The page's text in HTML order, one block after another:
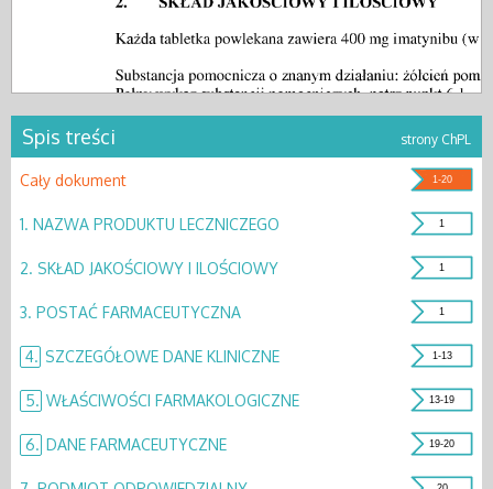
Spis treści strony ChPL
Cały dokument 1-20
1. NAZWA PRODUKTU LECZNICZEGO 1
2. SKŁAD JAKOŚCIOWY I ILOŚCIOWY 1
3. POSTAĆ FARMACEUTYCZNA 1
4. SZCZEGÓŁOWE DANE KLINICZNE 1-13
5. WŁAŚCIWOŚCI FARMAKOLOGICZNE 13-19
6. DANE FARMACEUTYCZNE 19-20